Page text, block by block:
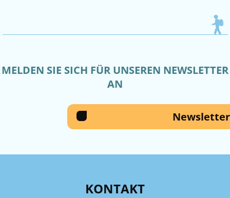
MELDEN SIE SICH FÜR UNSEREN NEWSLETTER
AN
Newsletter
KONTAKT